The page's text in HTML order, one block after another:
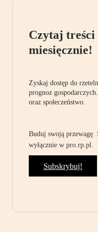
Czytaj treści
miesięcznie!
Zyskaj dostęp do
prognoz
oraz społeczeństwo.
Buduj swoją
wyłącznie w pro.rp.pl.
Subskrybuj!